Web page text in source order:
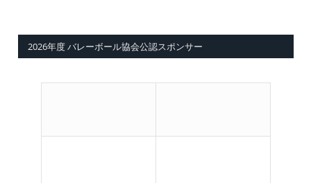
2026年度 バレーボール協会公認スポンサー